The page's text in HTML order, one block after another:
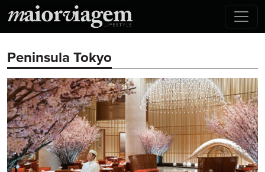
Peninsula Tokyo